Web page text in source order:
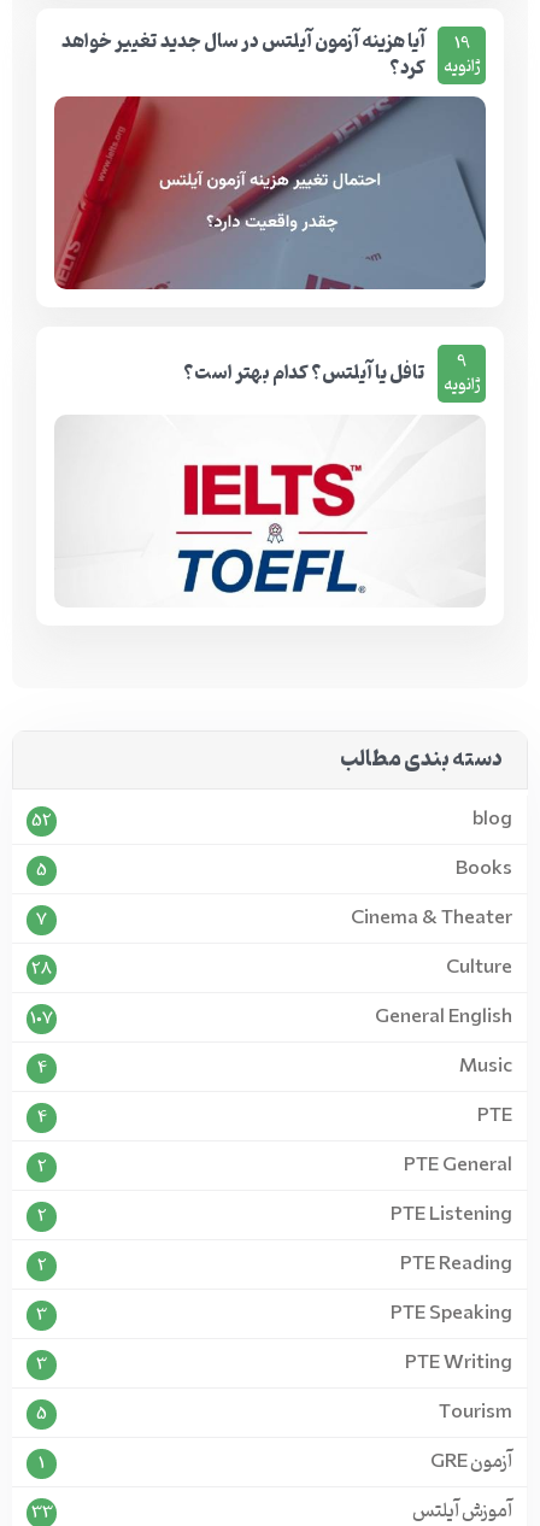
19
ژانویه
آیا هزینه آزمون آیلتس در سال جدید تغییر خواهد
کرد؟
9
ژانویه تافل یا آیلتس؟ کدام بهتر است؟
دسته بندی مطالب
blog
52
Books
5
Cinema & Theater
7
Culture
28
General English
107
Music
4
PTE
4
PTE General
2
PTE Listening
2
PTE Reading
2
PTE Speaking
3
PTE Writing
3
Tourism
5
آزمون GRE 1
آموزش آیلتس 33